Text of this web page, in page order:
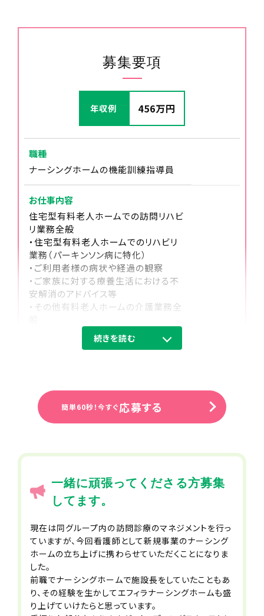
退勤
募集要項
続きを読む
年収例 456万円
職種
ナーシングホームの機能訓練指導員
お仕事内容
住宅型有料老人ホームでの訪問リハビ
リ業務全般
・住宅型有料老人ホームでのリハビリ
業務（パーキンソン病に特化）
・ご利用者様の病状や経過の観察
・ご家族に対する療養生活における不
安解消のアドバイス等
・その他有料老人ホームの介護業務全
住所（勤務地）
勤務先住所
神奈川県相模原市中央区田名2694-1
ナーシングホームパセリ相模原田名
給与
月給38万～
交通費
支給※規定あり
手当
社会保険完備（雇用・労災・健康・厚生
年金）
簡単60秒！今すぐ応募する
一緒に頑張ってくださる方募集
してます。
現在は同グループ内の訪問診療のマネジメントを行っ
ていますが、今回看護師として新規事業のナーシング
ホームの立ち上げに携わらせていただくことになりま
した。
前職でナーシングホームで施設長をしていたこともあ
り、その経験を生かしてエフィラナーシングホームも盛
り上げていけたらと思っています。